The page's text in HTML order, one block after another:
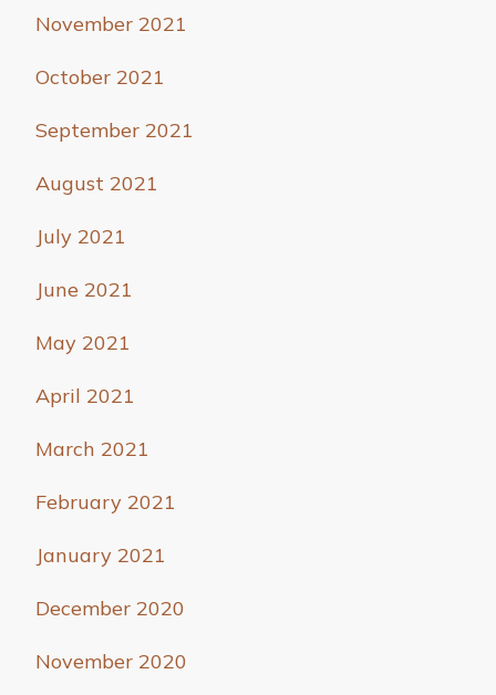
November 2021
October 2021
September 2021
August 2021
July 2021
June 2021
May 2021
April 2021
March 2021
February 2021
January 2021
December 2020
November 2020